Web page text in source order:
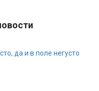
да и в поле негусто